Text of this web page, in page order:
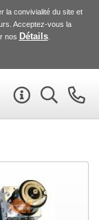
la convivialité du site et
Acceptez-vous la
nos Détails.